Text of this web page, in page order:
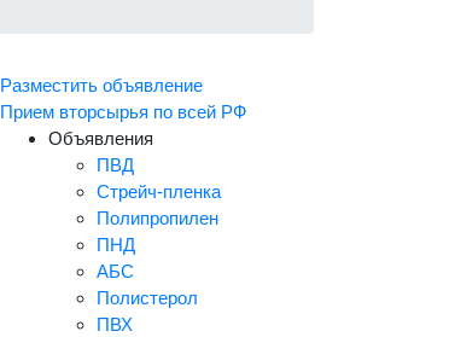
Разместить объявление
Прием вторсырья по всей РФ
Объявления
ПВД
Стрейч-пленка
Полипропилен
ПНД
АБС
Полистерол
ПВХ